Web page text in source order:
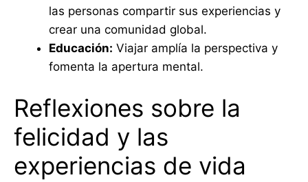
las personas compartir sus experiencias y
crear una comunidad global.
Educación: Viajar amplía la perspectiva y
fomenta la apertura mental.
Reflexiones sobre la
felicidad y las
experiencias de vida